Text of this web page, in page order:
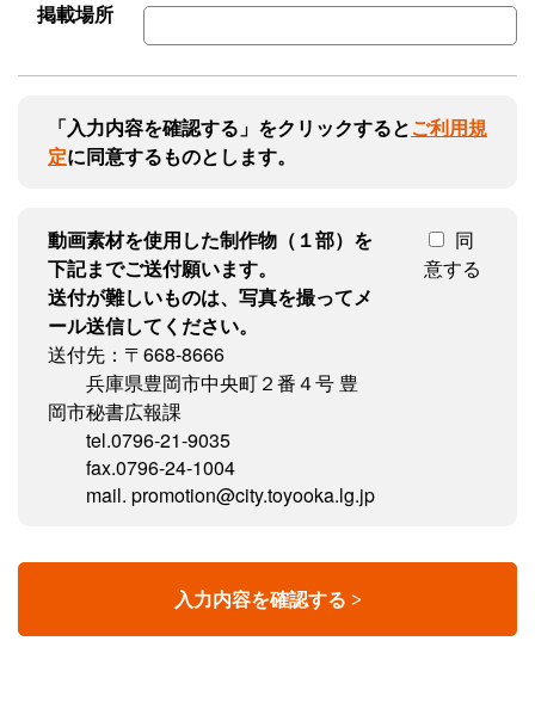
掲載場所
「入力内容を確認する」をクリックするとご利用規
定に同意するものとします。
動画素材を使用した制作物（１部）を
下記までご送付願います。
送付が難しいものは、写真を撮ってメ
ール送信してください。
送付先：〒668-8666
兵庫県豊岡市中央町２番４号 豊
岡市秘書広報課
tel.0796-21-9035
fax.0796-24-1004
mail. promotion@city.toyooka.lg.jp
同
意する